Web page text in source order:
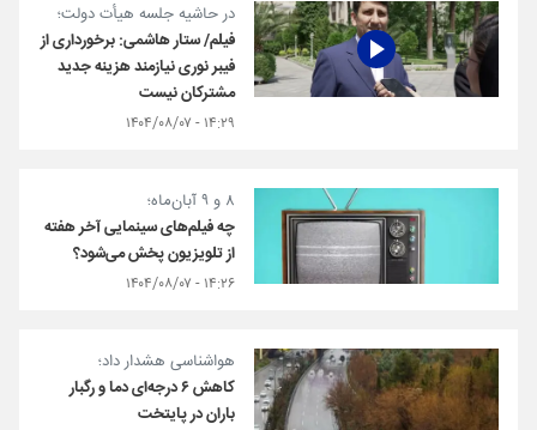
در حاشیه جلسه هیأت دولت؛
فیلم/ ستار هاشمی: برخورداری از
فیبر نوری نیازمند هزینه جدید
مشترکان نیست
۱۴:۲۹ - ۱۴۰۴/۰۸/۰۷
۸ و ۹ آبان‌ماه؛
چه فیلم‌های سینمایی آخر هفته
از تلویزیون پخش می‌شود؟
۱۴:۲۶ - ۱۴۰۴/۰۸/۰۷
هواشناسی هشدار داد؛
کاهش ۶ درجه‌ای دما و رگبار
باران در پایتخت